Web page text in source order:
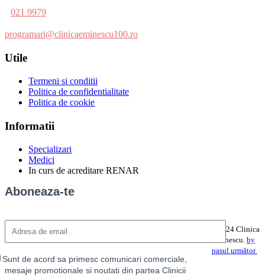
021 9979
programari@clinicaeminescu100.ro
Utile
Termeni si conditii
Politica de confidentialitate
Politica de cookie
Informatii
Specializari
Medici
In curs de acreditare RENAR
Aboneaza-te
Sunt de acord sa primesc comunicari comerciale,
mesaje promotionale si noutati din partea Clinicii
©2024 Clinica
Eminescu. by
pasul următor